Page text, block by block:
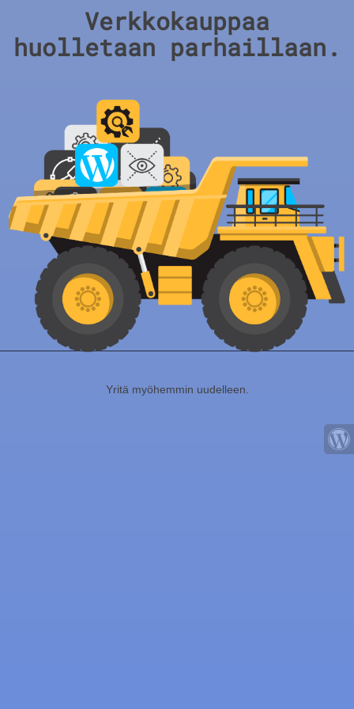
Verkkokauppaa
huolletaan parhaillaan.
Yritä myöhemmin uudelleen.